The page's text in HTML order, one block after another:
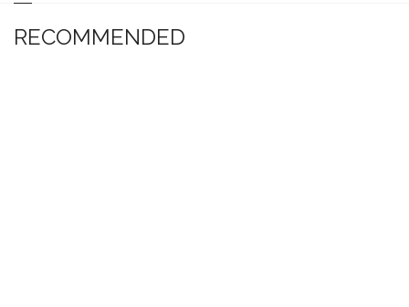
RECOMMENDED